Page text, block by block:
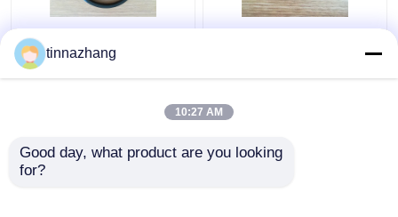
찢김 저항 유압 입술 물
개, 철을 가진 튼튼한 폴
리하는 관례
tinnazhang
10:27 AM
Good day, what product are you looking
for?